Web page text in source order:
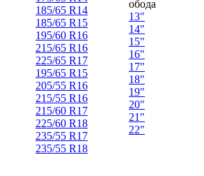
185/65 R14
185/65 R15
195/60 R16
215/65 R16
225/65 R17
195/65 R15
205/55 R16
215/55 R16
215/60 R17
225/60 R18
235/55 R17
235/55 R18
обода
13"
14"
15"
16"
17"
18"
19"
20"
21"
22"